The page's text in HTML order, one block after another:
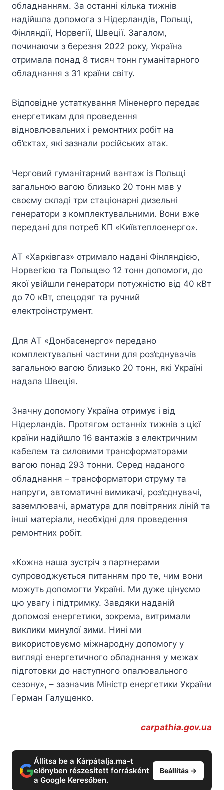
обладнанням. За останні кілька тижнів
надійшла допомога з Нідерландів, Польщі,
Фінляндії, Норвегії, Швеції. Загалом,
починаючи з березня 2022 року, Україна
отримала понад 8 тисяч тонн гуманітарного
обладнання з 31 країни світу.
Відповідне устаткування Міненерго передає
енергетикам для проведення
відновлювальних і ремонтних робіт на
об’єктах, які зазнали російських атак.
Черговий гуманітарний вантаж із Польщі
загальною вагою близько 20 тонн мав у
своєму складі три стаціонарні дизельні
генератори з комплектувальними. Вони вже
передані для потреб КП «Київтеплоенерго».
АТ «Харківгаз» отримало надані Фінляндією,
Норвегією та Польщею 12 тонн допомоги, до
якої увійшли генератори потужністю від 40 кВт
до 70 кВт, спецодяг та ручний
електроінструмент.
Для АТ «Донбасенерго» передано
комплектувальні частини для роз’єднувачів
загальною вагою близько 20 тонн, які Україні
надала Швеція.
Значну допомогу Україна отримує і від
Нідерландів. Протягом останніх тижнів з цієї
країни надійшло 16 вантажів з електричним
кабелем та силовими трансформаторами
вагою понад 293 тонни. Серед наданого
обладнання – трансформатори струму та
напруги, автоматичні вимикачі, роз’єднувачі,
заземлювачі, арматура для повітряних ліній та
інші матеріали, необхідні для проведення
ремонтних робіт.
«Кожна наша зустріч з партнерами
супроводжується питанням про те, чим вони
можуть допомогти Україні. Ми дуже цінуємо
цю увагу і підтримку. Завдяки наданій
допомозі енергетики, зокрема, витримали
виклики минулої зими. Нині ми
використовуємо міжнародну допомогу у
вигляді енергетичного обладнання у межах
підготовки до наступного опалювального
сезону», – зазначив Міністр енергетики України
Герман Галущенко.
carpathia.gov.ua
Állítsa be a Kárpátalja.ma-t
előnyben részesített forrásként
a Google Keresőben.
Beállítás →